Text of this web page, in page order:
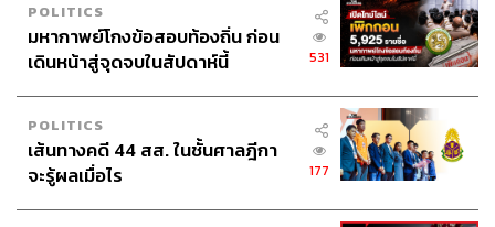
POLITICS
มหากาพย์โกงข้อสอบท้องถิ่น ก่อน
เดินหน้าสู่จุดจบในสัปดาห์นี้
531
POLITICS
เส้นทางคดี 44 สส. ในชั้นศาลฎีกา
จะรู้ผลเมื่อไร
177